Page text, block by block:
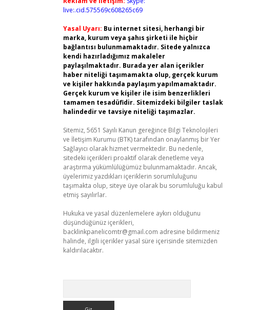
live:.cid.575569c608265c69
Yasal Uyarı: Bu internet sitesi, herhangi bir
marka, kurum veya şahıs şirketi ile hiçbir
bağlantısı bulunmamaktadır. Sitede yalnızca
kendi hazırladığımız makaleler
paylaşılmaktadır. Burada yer alan içerikler
haber niteliği taşımamakta olup, gerçek kurum
ve kişiler hakkında paylaşım yapılmamaktadır.
Gerçek kurum ve kişiler ile isim benzerlikleri
tamamen tesadüfidir. Sitemizdeki bilgiler taslak
halindedir ve tavsiye niteliği taşımazlar.
Sitemiz, 5651 Sayılı Kanun gereğince Bilgi Teknolojileri
ve İletişim Kurumu (BTK) tarafından onaylanmış bir Yer
Sağlayıcı olarak hizmet vermektedir. Bu nedenle,
sitedeki içerikleri proaktif olarak denetleme veya
araştırma yükümlülüğümüz bulunmamaktadır. Ancak,
üyelerimiz yazdıkları içeriklerin sorumluluğunu
taşımakta olup, siteye üye olarak bu sorumluluğu kabul
etmiş sayılırlar.
Hukuka ve yasal düzenlemelere aykırı olduğunu
düşündüğünüz içerikleri,
backlinkpanelicomtr@gmail.com adresine bildirmeniz
halinde, ilgili içerikler yasal süre içerisinde sitemizden
kaldırılacaktır.